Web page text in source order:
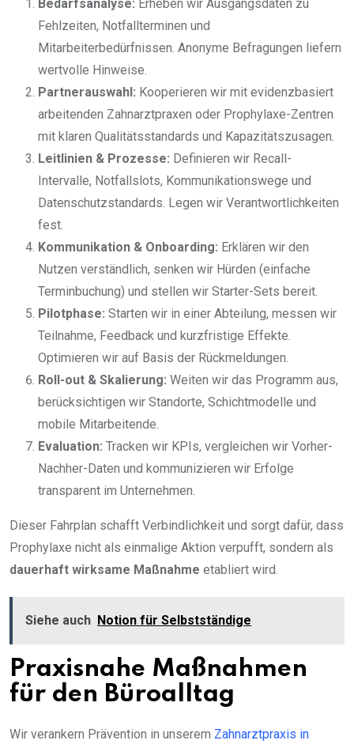
Bedarfsanalyse: Erheben wir Ausgangsdaten zu
Fehlzeiten, Notfallterminen und
Mitarbeiterbedürfnissen. Anonyme Befragungen liefern
wertvolle Hinweise.
Partnerauswahl: Kooperieren wir mit evidenzbasiert
arbeitenden Zahnarztpraxen oder Prophylaxe-Zentren
mit klaren Qualitätsstandards und Kapazitätszusagen.
Leitlinien & Prozesse: Definieren wir Recall-
Intervalle, Notfallslots, Kommunikationswege und
Datenschutzstandards. Legen wir Verantwortlichkeiten
fest.
Kommunikation & Onboarding: Erklären wir den
Nutzen verständlich, senken wir Hürden (einfache
Terminbuchung) und stellen wir Starter-Sets bereit.
Pilotphase: Starten wir in einer Abteilung, messen wir
Teilnahme, Feedback und kurzfristige Effekte.
Optimieren wir auf Basis der Rückmeldungen.
Roll-out & Skalierung: Weiten wir das Programm aus,
berücksichtigen wir Standorte, Schichtmodelle und
mobile Mitarbeitende.
Evaluation: Tracken wir KPIs, vergleichen wir Vorher-
Nachher-Daten und kommunizieren wir Erfolge
transparent im Unternehmen.
Dieser Fahrplan schafft Verbindlichkeit und sorgt dafür, dass
Prophylaxe nicht als einmalige Aktion verpufft, sondern als
dauerhaft wirksame Maßnahme etabliert wird.
Siehe auch Notion für Selbstständige
Praxisnahe Maßnahmen
für den Büroalltag
Wir verankern Prävention in unserem Zahnarztpraxis in